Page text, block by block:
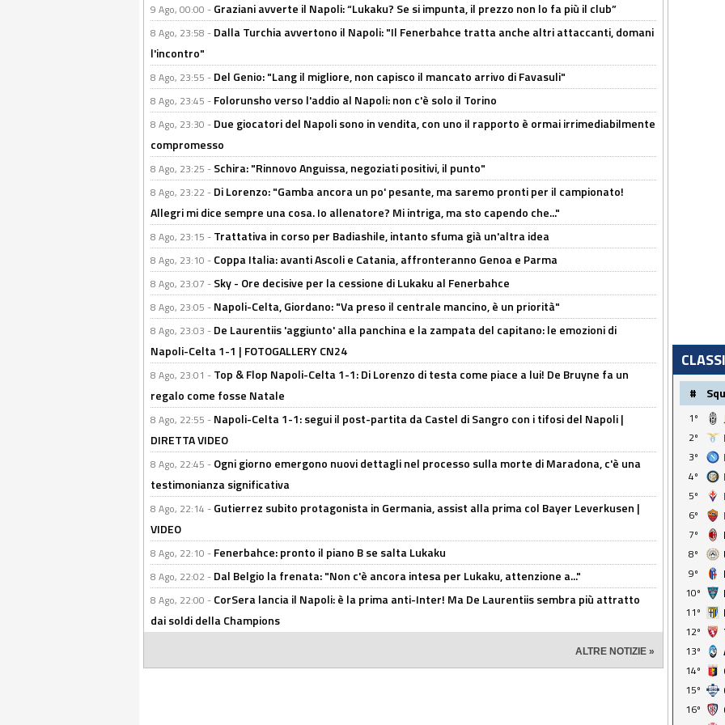
9 Ago, 00:00 - Graziani avverte il Napoli: “Lukaku? Se si impunta, il prezzo non lo fa più il club”
8 Ago, 23:58 - Dalla Turchia avvertono il Napoli: "Il Fenerbahce tratta anche altri attaccanti, domani
l'incontro"
8 Ago, 23:55 - Del Genio: "Lang il migliore, non capisco il mancato arrivo di Favasuli"
8 Ago, 23:45 - Folorunsho verso l'addio al Napoli: non c'è solo il Torino
8 Ago, 23:30 - Due giocatori del Napoli sono in vendita, con uno il rapporto è ormai irrimediabilmente
compromesso
8 Ago, 23:25 - Schira: "Rinnovo Anguissa, negoziati positivi, il punto"
8 Ago, 23:22 - Di Lorenzo: "Gamba ancora un po' pesante, ma saremo pronti per il campionato!
Allegri mi dice sempre una cosa. Io allenatore? Mi intriga, ma sto capendo che..."
8 Ago, 23:15 - Trattativa in corso per Badiashile, intanto sfuma già un'altra idea
8 Ago, 23:10 - Coppa Italia: avanti Ascoli e Catania, affronteranno Genoa e Parma
8 Ago, 23:07 - Sky - Ore decisive per la cessione di Lukaku al Fenerbahce
8 Ago, 23:05 - Napoli-Celta, Giordano: "Va preso il centrale mancino, è un priorità"
8 Ago, 23:03 - De Laurentiis 'aggiunto' alla panchina e la zampata del capitano: le emozioni di
Napoli-Celta 1-1 | FOTOGALLERY CN24
8 Ago, 23:01 - Top & Flop Napoli-Celta 1-1: Di Lorenzo di testa come piace a lui! De Bruyne fa un
regalo come fosse Natale
8 Ago, 22:55 - Napoli-Celta 1-1: segui il post-partita da Castel di Sangro con i tifosi del Napoli |
DIRETTA VIDEO
8 Ago, 22:45 - Ogni giorno emergono nuovi dettagli nel processo sulla morte di Maradona, c'è una
testimonianza significativa
8 Ago, 22:14 - Gutierrez subito protagonista in Germania, assist alla prima col Bayer Leverkusen |
VIDEO
8 Ago, 22:10 - Fenerbahce: pronto il piano B se salta Lukaku
8 Ago, 22:02 - Dal Belgio la frenata: "Non c'è ancora intesa per Lukaku, attenzione a..."
8 Ago, 22:00 - CorSera lancia il Napoli: è la prima anti-Inter! Ma De Laurentiis sembra più attratto
dai soldi della Champions
ALTRE NOTIZIE »
#
1º
2º
3º
4º
5º
6º
7º
8º
9º
10º
11º
12º
13º
14º
15º
16º